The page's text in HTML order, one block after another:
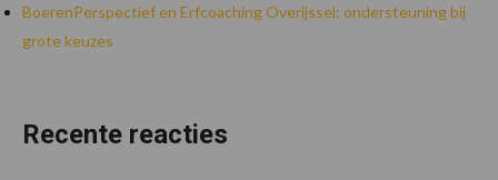
BoerenPerspectief en Erfcoaching Overijssel: ondersteuning bij
grote keuzes
Recente reacties